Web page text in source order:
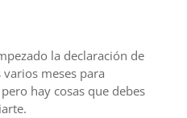
la declaración de
varios meses para
hay cosas que debes